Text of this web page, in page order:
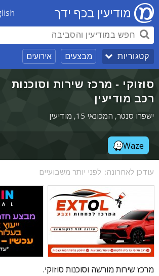
מודיעין בכף ידך
קטגוריות מבצעים אירועים
סוזוקי - מרכז שירות וסוכנות
רכב מודיעין
ישפרו סנטר, המכונאי 15, מודיעין
Waze
עודכן לאחרונה: לפני יותר משבועיים
מרכז שירות מורשה וסוכנות סוזוקי.